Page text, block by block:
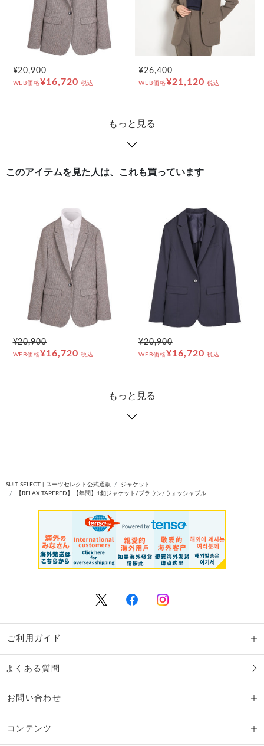
¥20,900
WEB価格¥16,720 税込
¥26,400
WEB価格¥21,120 税込
もっと見る
このアイテムを見た人は、これも買っています
¥20,900
WEB価格¥16,720 税込
¥20,900
WEB価格¥16,720 税込
もっと見る
SUIT SELECT | スーツセレクト公式通販
ジャケット
【RELAX TAPERED】【年間】1釦ジャケット/ブラウン/ウォッシャブル
ご利用ガイド
よくある質問
お問い合わせ
コンテンツ